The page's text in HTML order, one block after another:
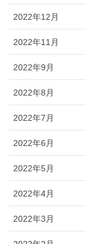
2022年12月
2022年11月
2022年9月
2022年8月
2022年7月
2022年6月
2022年5月
2022年4月
2022年3月